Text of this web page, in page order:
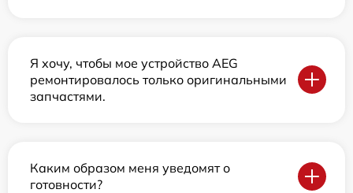
Я хочу, чтобы мое устройство AEG
ремонтировалось только оригинальными
запчастями.
Каким образом меня уведомят о
готовности?